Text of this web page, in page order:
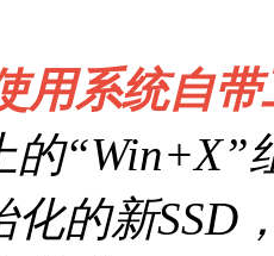
用系统自带
的
化的新SSD